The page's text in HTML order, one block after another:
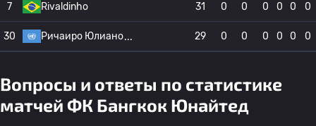
7 Rivaldinho 31 0 0 0 0 0 0
30 Ричаиро Юлиано 29 0 0 0 0 0 0
Вопросы и ответы по статистике
матчей ФК Бангкок Юнайтед